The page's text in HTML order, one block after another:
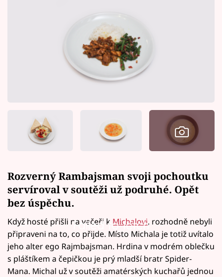
Rozverný Rambajsman svoji pochoutku
servíroval v soutěži už podruhé. Opět
bez úspěchu.
Failed to fetch
Když hosté přišli na večeři k Michalovi, rozhodně nebyli
připraveni na to, co přijde. Místo Michala je totiž uvítalo
jeho alter ego Rajmbajsman. Hrdina v modrém oblečku
s pláštíkem a čepičkou je prý mladší bratr Spider-
Mana. Michal už v soutěži amatérských kuchařů jednou